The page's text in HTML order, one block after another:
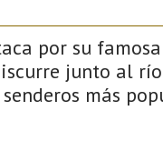
por su
junto al río
más